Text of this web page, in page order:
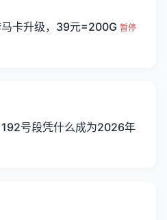
卡升级，39元=200G 暂停
号段凭什么成为2026年